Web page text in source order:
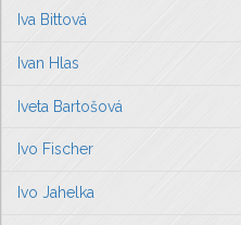
Iva Bittová
Ivan Hlas
Iveta Bartošová
Ivo Fischer
Ivo Jahelka